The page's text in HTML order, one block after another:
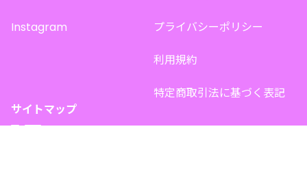
Instagram プライバシーポリシー
利用規約
特定商取引法に基づく表記
サイトマップ